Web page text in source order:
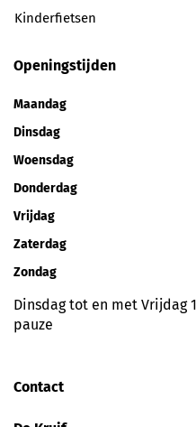
Kinderfietsen
Openingstijden
Maandag
Dinsdag
Woensdag
Donderdag
Vrijdag
Zaterdag
Zondag
Dinsdag tot en met Vrijdag
pauze
Contact